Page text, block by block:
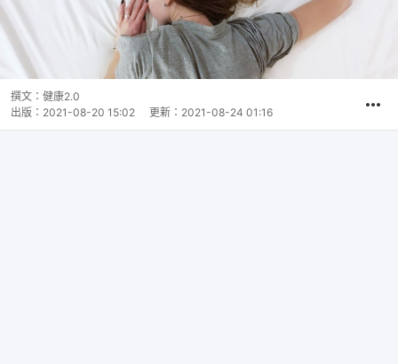
撰文： 健康2.0
出版： 2021-08-20 15:02 更新： 2021-08-24 01:16